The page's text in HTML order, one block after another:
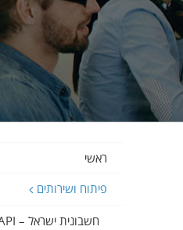
ראשי
פיתוח ושירותים
חשבונית ישראל – API